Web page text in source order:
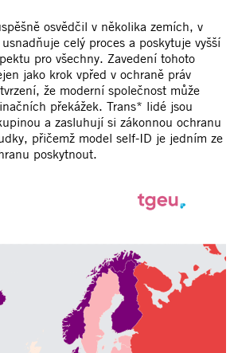
osvědčil v několika zemích, v
celý proces a poskytuje vyšší
pro všechny. Zavedení tohoto
jako krok vpřed v ochraně práv
že moderní společnost může
překážek. Trans* lidé jsou
a zasluhují si zákonnou ochranu
přičemž model self-ID je jedním ze
poskytnout.